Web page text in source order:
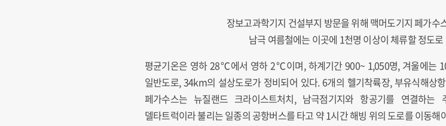
장보고과학기지 건설부지 방문을 위해 맥머도기지 페가수
남극 여름철에는 이곳에 1천명 이상이 체류할 정도
평균기온은 영하 28℃에서 영하 2℃이며, 하계기간 900~ 1,050명, 겨울에는
일반도로, 34km의 설상도로가 정비되어 있다. 6개의 헬기착륙장, 부유식해상
페가수스는 뉴질랜드 크라이스트처치, 남극점기지와 항공기를 연결하는
델타트럭이라 불리는 일종의 공항버스를 타고 약 1시간 해빙 위의 도로를 이동해